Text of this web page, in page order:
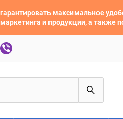
максимальное
и продукции, а